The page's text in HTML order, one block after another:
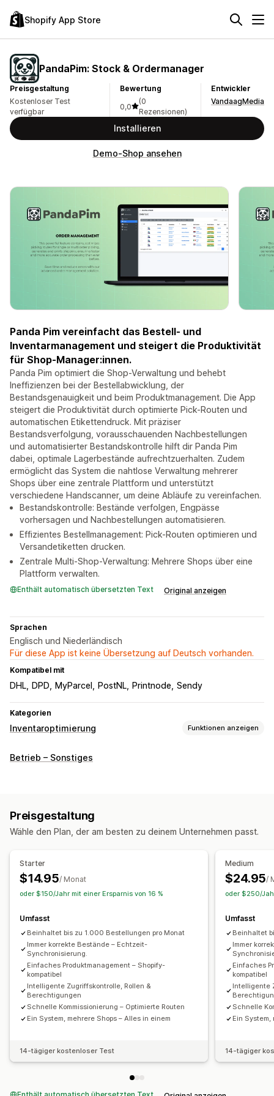
Shopify App Store
PandaPim: Stock & Ordermanager
Preisgestaltung
Kostenloser Test
verfügbar
Bewertung
0,0
(0
Rezensionen)
Entwickler
VandaagMedia
Installieren
Demo-Shop ansehen
Panda Pim vereinfacht das Bestell- und
Inventarmanagement und steigert die Produktivität
für Shop-Manager:innen.
Panda Pim optimiert die Shop-Verwaltung und behebt
Ineffizienzen bei der Bestellabwicklung, der
Bestandsgenauigkeit und beim Produktmanagement. Die App
steigert die Produktivität durch optimierte Pick-Routen und
automatischen Etikettendruck. Mit präziser
Bestandsverfolgung, vorausschauenden Nachbestellungen
und automatisierter Bestandskontrolle hilft dir Panda Pim
dabei, optimale Lagerbestände aufrechtzuerhalten. Zudem
ermöglicht das System die nahtlose Verwaltung mehrerer
Shops über eine zentrale Plattform und unterstützt
verschiedene Handscanner, um deine Abläufe zu vereinfachen.
Bestandskontrolle: Bestände verfolgen, Engpässe
vorhersagen und Nachbestellungen automatisieren.
Effizientes Bestellmanagement: Pick-Routen optimieren und
Versandetiketten drucken.
Zentrale Multi-Shop-Verwaltung: Mehrere Shops über eine
Plattform verwalten.
Enthält automatisch übersetzten Text Original anzeigen
Sprachen
Englisch und Niederländisch
Für diese App ist keine Übersetzung auf Deutsch vorhanden.
Kompatibel mit
DHL DPD MyParcel PostNL Printnode Sendy
Kategorien
Inventaroptimierung Funktionen anzeigen
Inventarmanagement
Bestellverwaltung
Benachrichtigungen und Analysen
Benachrichtigungen über niedrige Lagerbestände
Benutzerdefinierte Berichte
Betrieb – Sonstiges
Preisgestaltung
Wähle den Plan, der am besten zu deinem Unternehmen passt.
Starter
$14.95/ Monat
oder $150/Jahr mit einer Ersparnis von 16 %
Umfasst
Beinhaltet bis zu 1.000 Bestellungen pro Monat
Immer korrekte Bestände – Echtzeit-
Synchronisierung.
Einfaches Produktmanagement – Shopify-
kompatibel
Intelligente Zugriffskontrolle, Rollen &
Berechtigungen
Schnelle Kommissionierung – Optimierte Routen
Ein System, mehrere Shops – Alles in einem
14-tägiger kostenloser Test
Medium
$24.95/
oder $250/
Umfasst
Beinhaltet
Immer
Einfaches
kompatibel
Intelligente
Schnelle
Ein System,
14-tägiger